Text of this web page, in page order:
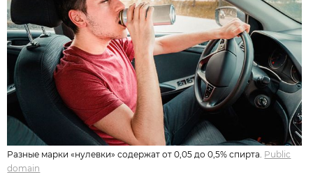
Разные марки «нулевки» содержат от 0,05 до 0,5% спирта. Public
domain